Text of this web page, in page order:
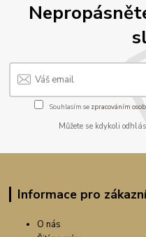
Souhlasím se zpracováním
Můžete se kdykoli
Informace pro
O nás